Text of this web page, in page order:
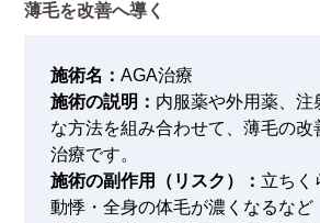
薄毛を改善へ導く
施術名：AGA治療
施術の説明： 内服薬や外用薬、注
な方法を組み合わせて、薄毛の改
治療です。
施術の副作用（リスク）： 立ちく
動悸・全身の体毛が濃くなるなど